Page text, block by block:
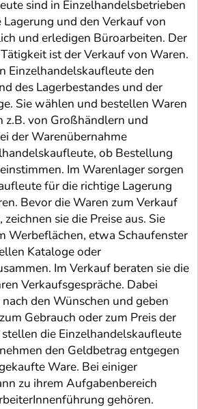
sind in Einzelhandelsbetrieben
und den Verkauf von
und erledigen Büroarbeiten. Der
ist der Verkauf von Waren.
Einzelhandelskaufleute den
des Lagerbestandes und der
Sie wählen und bestellen Waren
z.B. von Großhändlern und
der Warenübernahme
ob Bestellung
Im Warenlager sorgen
für die richtige Lagerung
Bevor die Waren zum Verkauf
sie die Preise aus. Sie
Werbeflächen, etwa Schaufenster
Kataloge oder
Im Verkauf beraten sie die
Verkaufsgespräche. Dabei
den Wünschen und geben
Gebrauch oder zum Preis der
die Einzelhandelskaufleute
den Geldbetrag entgegen
Ware. Bei einiger
zu ihrem Aufgabenbereich
gehören.